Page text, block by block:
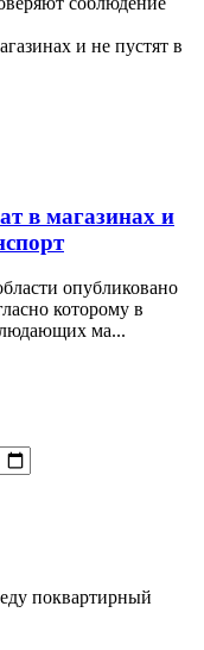
в магазинах и
опубликовано
которому в
ма...